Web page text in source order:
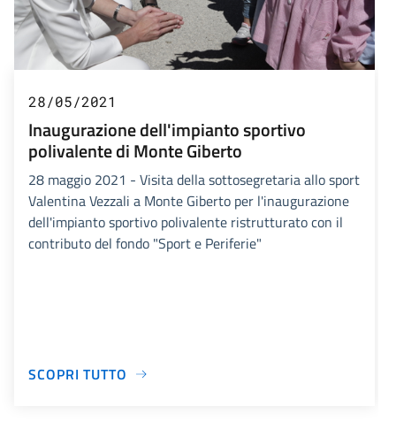
28/05/2021
Inaugurazione dell'impianto sportivo
polivalente di Monte Giberto
28 maggio 2021 - Visita della sottosegretaria allo sport
Valentina Vezzali a Monte Giberto per l'inaugurazione
dell'impianto sportivo polivalente ristrutturato con il
contributo del fondo "Sport e Periferie"
SCOPRI TUTTO